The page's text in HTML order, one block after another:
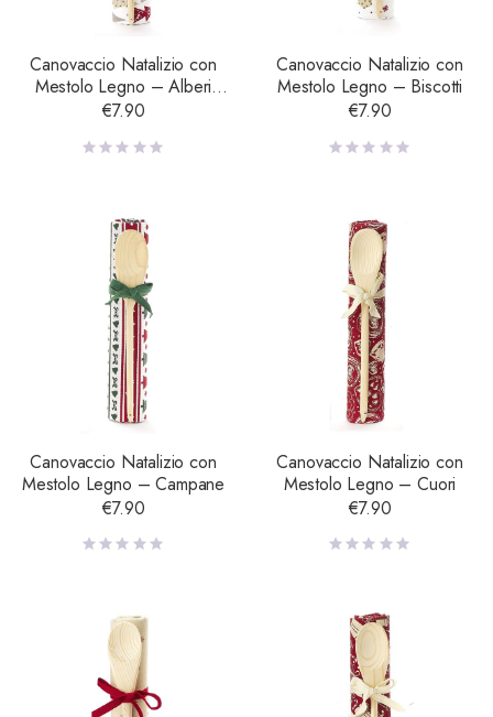
Canovaccio Natalizio con
Mestolo Legno – Alberi
Natale
€7.90
Canovaccio Natalizio con
Mestolo Legno – Biscotti
€7.90
Canovaccio Natalizio con
Mestolo Legno – Campane
€7.90
Canovaccio Natalizio con
Mestolo Legno – Cuori
€7.90